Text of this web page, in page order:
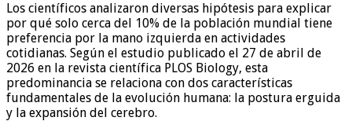
Los científicos analizaron diversas hipótesis para explicar
por qué solo cerca del 10% de la población mundial tiene
preferencia por la mano izquierda en actividades
cotidianas. Según el estudio publicado el 27 de abril de
2026 en la revista científica PLOS Biology, esta
predominancia se relaciona con dos características
fundamentales de la evolución humana: la postura erguida
y la expansión del cerebro.